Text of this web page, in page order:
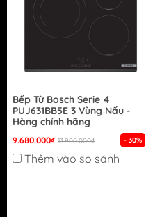
Bếp Từ Bosch Serie 4
PUJ631BB5E 3 Vùng Nấu -
Hàng chính hãng
9.680.000₫ 13.900.000₫ - 30%
Thêm vào so sánh